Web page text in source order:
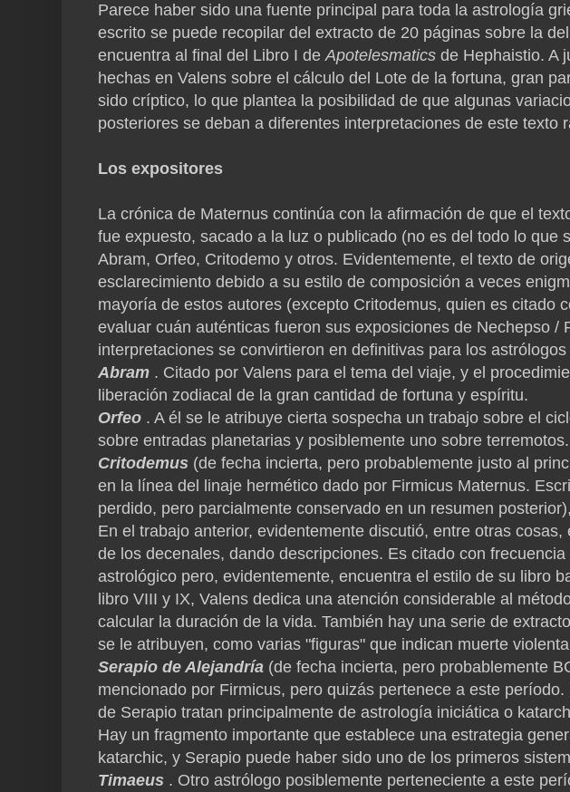
Parece haber sido una fuente principal para toda la astrología
escrito se puede recopilar del extracto de 20 páginas sobre la
encuentra al final del Libro I de Apotelesmatics de Hephaistio. A
hechas en Valens sobre el cálculo del Lote de la fortuna, gran
sido críptico, lo que plantea la posibilidad de que algunas
posteriores se deban a diferentes interpretaciones de este texto
Los expositores
La crónica de Maternus continúa con la afirmación de que el
fue expuesto, sacado a la luz o publicado (no es del todo lo que
Abram, Orfeo, Critodemo y otros. Evidentemente, el texto de
esclarecimiento debido a su estilo de composición a veces
mayoría de estos autores (excepto Critodemus, quien es citado
evaluar cuán auténticas fueron sus exposiciones de Nechepso /
interpretaciones se convirtieron en definitivas para los
Abram . Citado por Valens para el tema del viaje, y el
liberación zodiacal de la gran cantidad de fortuna y espíritu.
Orfeo . A él se le atribuye cierta sospecha un trabajo sobre el
sobre entradas planetarias y posiblemente uno sobre terremotos.
Critodemus (de fecha incierta, pero probablemente justo al
en la línea del linaje hermético dado por Firmicus Maternus.
perdido, pero parcialmente conservado en un resumen
En el trabajo anterior, evidentemente discutió, entre otras
de los decenales, dando descripciones. Es citado con
astrológico pero, evidentemente, encuentra el estilo de su libro
libro VIII y IX, Valens dedica una atención considerable al
calcular la duración de la vida. También hay una serie de
se le atribuyen, como varias "figuras" que indican muerte
Serapio de Alejandría (de fecha incierta, pero probablemente
mencionado por Firmicus, pero quizás pertenece a este período.
de Serapio tratan principalmente de astrología iniciática o
Hay un fragmento importante que establece una estrategia
katarchic, y Serapio puede haber sido uno de los primeros
Timaeus . Otro astrólogo posiblemente perteneciente a este